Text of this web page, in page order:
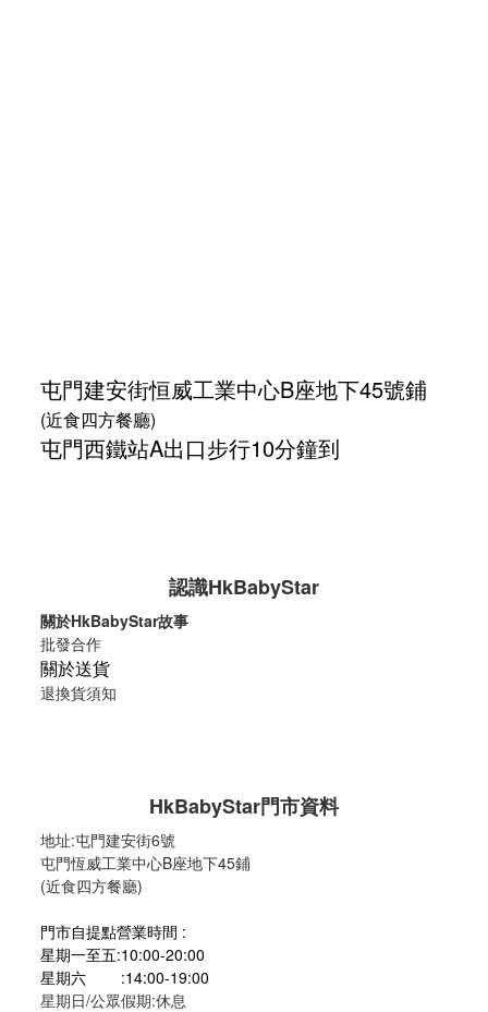
屯門建安街恒威工業中心B座地下45號鋪
(近食四方餐廳)
屯門西鐵站A出口步行10分鐘到
認識HkBabyStar
關於HkBabyStar故事
批發合作
關於送貨
退換貨須知
HkBabyStar門市資料
地址:屯門建安街6號
屯門恆威工業中心B座地下45鋪
(近食四方餐廳)
門市自提點營業時間 :
星期一至五:10:00-20:00
星期六 :14:00-19:00
星期日/公眾假期:休息